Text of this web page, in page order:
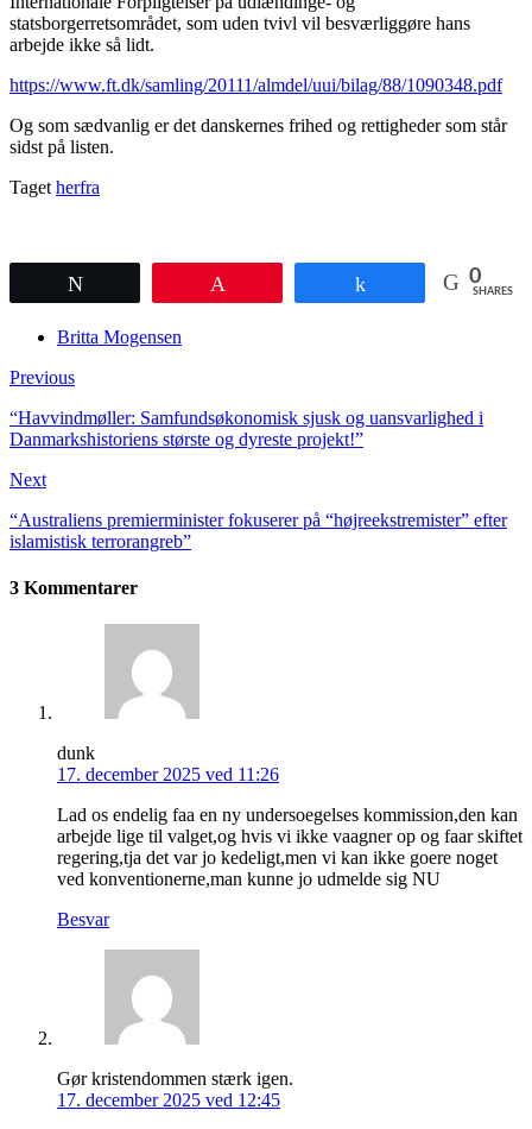
statsborgerretsområdet, som uden tvivl vil besværliggøre hans
arbejde ikke så lidt.
https://www.ft.dk/samling/20111/almdel/uui/bilag/88/1090348.pdf
Og som sædvanlig er det danskernes frihed og rettigheder som står
sidst på listen.
Taget herfra
0
SHARES
Britta Mogensen
Previous
“Havvindmøller: Samfundsøkonomisk sjusk og uansvarlighed i
Danmarkshistoriens største og dyreste projekt!”
Next
“Australiens premierminister fokuserer på “højreekstremister” efter
islamistisk terrorangreb”
3 Kommentarer
dunk
17. december 2025 ved 11:26
Lad os endelig faa en ny undersoegelses kommission,den kan
arbejde lige til valget,og hvis vi ikke vaagner op og faar skiftet
regering,tja det var jo kedeligt,men vi kan ikke goere noget
ved konventionerne,man kunne jo udmelde sig NU
Besvar
Gør kristendommen stærk igen.
17. december 2025 ved 12:45